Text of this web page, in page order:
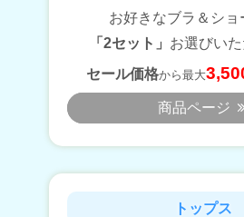
お好きなブラ＆ショ
「2セット」 お選びい
セール価格から最大
商品ページ
トップス